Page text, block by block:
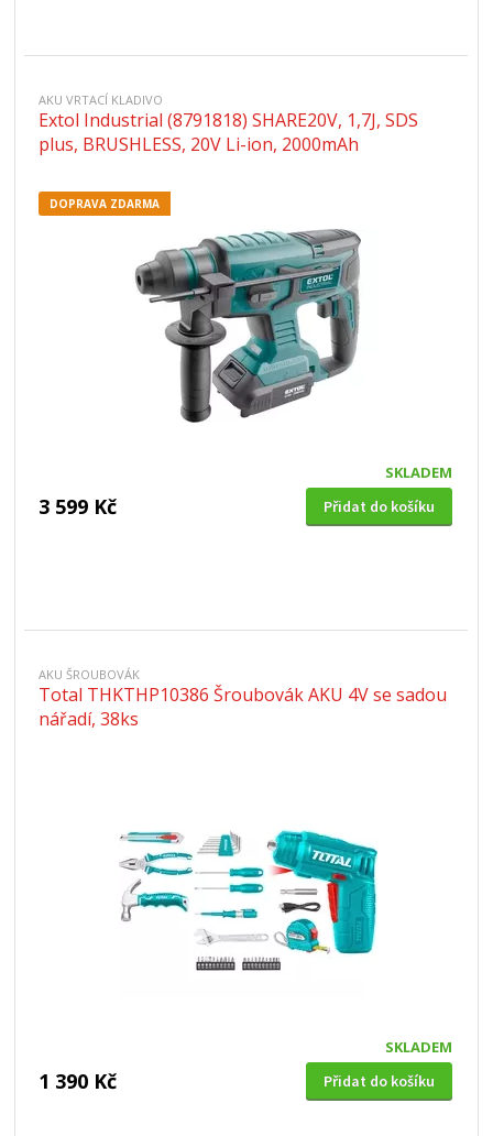
AKU VRTACÍ KLADIVO
Extol Industrial (8791818) SHARE20V, 1,7J, SDS
plus, BRUSHLESS, 20V Li-ion, 2000mAh
DOPRAVA ZDARMA
SKLADEM
3 599 Kč Přidat do košíku
AKU ŠROUBOVÁK
Total THKTHP10386 Šroubovák AKU 4V se sadou
nářadí, 38ks
SKLADEM
1 390 Kč Přidat do košíku